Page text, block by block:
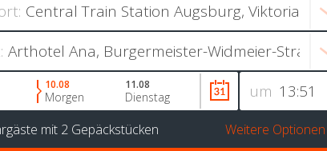
um
10.08
Morgen
11.08
Dienstag
mit 2 Gepäckstücken Weitere Optionen